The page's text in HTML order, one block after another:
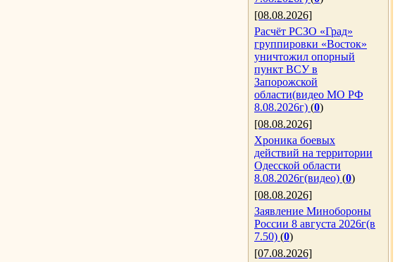
[08.08.2026]
Расчёт РСЗО «Град»
группировки «Восток»
уничтожил опорный
пункт ВСУ в
Запорожской
области(видео МО РФ
8.08.2026г) (0)
[08.08.2026]
Хроника боевых
действий на территории
Одесской области
8.08.2026г(видео) (0)
[08.08.2026]
Заявление Минобороны
России 8 августа 2026г(в
7.50) (0)
[07.08.2026]